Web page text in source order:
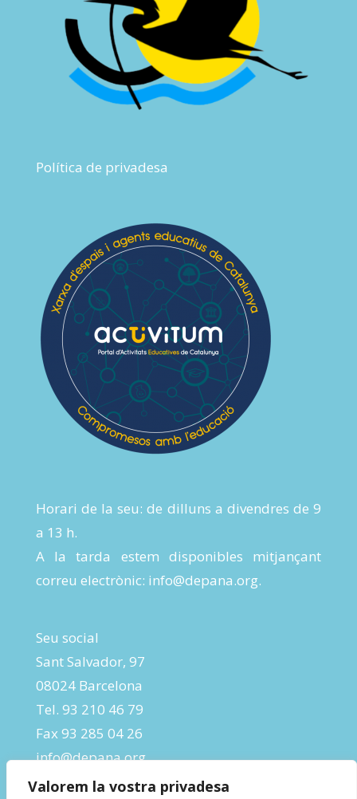
Valorem la vostra privadesa
Política de privadesa
Horari de la seu: de dilluns a divendres de 9
a 13 h.
A la tarda estem disponibles mitjançant
correu electrònic: info@depana.org.
Seu social
Sant Salvador, 97
08024 Barcelona
Tel. 93 210 46 79
Fax 93 285 04 26
info@depana.org